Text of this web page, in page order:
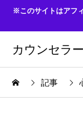
※このサイトはアフ
カウンセラ
記事